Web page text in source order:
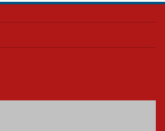
AGORA MACKENZIE RIO - ANO 6